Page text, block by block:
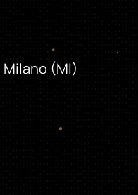
di diventare
di riparazione di
di alta qualità.
nella loro zona,
e la gestione
amministrativi.
Milano (MI)